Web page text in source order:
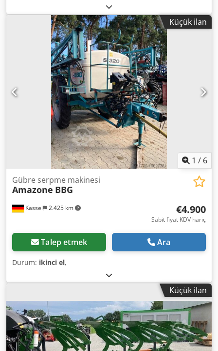
Küçük ilan
1 / 6
Kassel 2.425 km
Gübre serpme makinesi
Amazone BBG
€4.900
Sabit fiyat KDV hariç
Talep etmek Ara
Durum: ikinci el,
Küçük ilan